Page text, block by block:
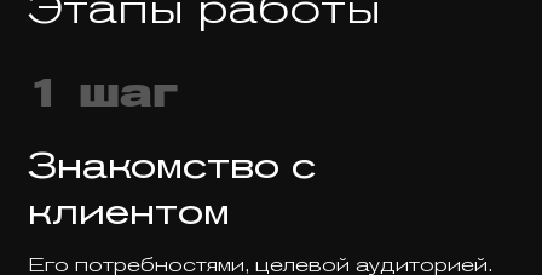
1 шаг
Знакомство с
клиентом
Его потребностями, целевой аудиторией.